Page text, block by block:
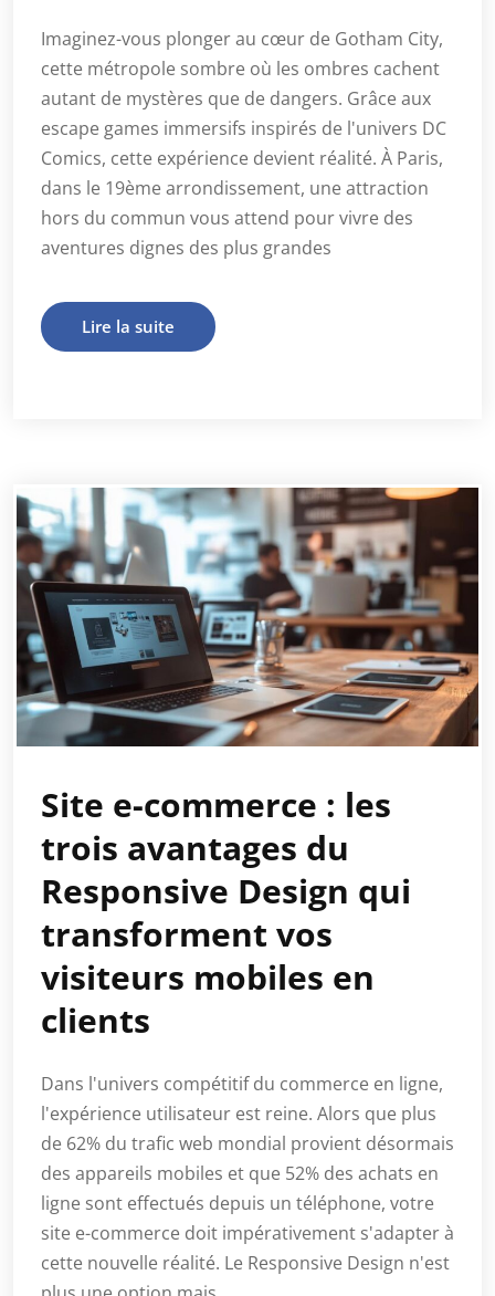
Imaginez-vous plonger au cœur de Gotham City,
cette métropole sombre où les ombres cachent
autant de mystères que de dangers. Grâce aux
escape games immersifs inspirés de l'univers DC
Comics, cette expérience devient réalité. À Paris,
dans le 19ème arrondissement, une attraction
hors du commun vous attend pour vivre des
aventures dignes des plus grandes
Lire la suite
Site e-commerce : les
trois avantages du
Responsive Design qui
transforment vos
visiteurs mobiles en
clients
Dans l'univers compétitif du commerce en ligne,
l'expérience utilisateur est reine. Alors que plus
de 62% du trafic web mondial provient désormais
des appareils mobiles et que 52% des achats en
ligne sont effectués depuis un téléphone, votre
site e-commerce doit impérativement s'adapter à
cette nouvelle réalité. Le Responsive Design n'est